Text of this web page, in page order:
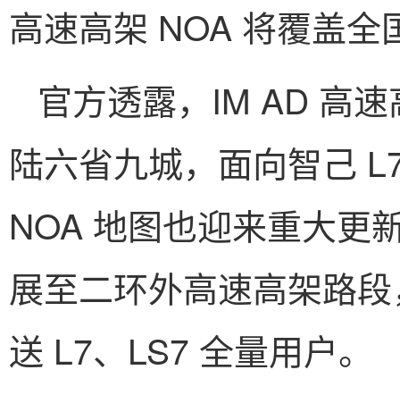
高速高架 NOA 将覆盖全
官方透露，IM AD 高
陆六省九城，面向智己
NOA 地图也迎来重大更
展至二环外高速高架路
送 L7、LS7 全量用户。